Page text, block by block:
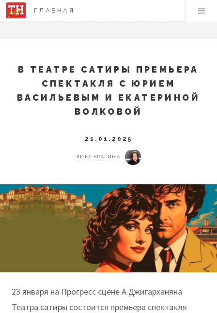
ГЛАВНАЯ
В ТЕАТРЕ САТИРЫ ПРЕМЬЕРА
СПЕКТАКЛЯ С ЮРИЕМ
ВАСИЛЬЕВЫМ И ЕКАТЕРИНОЙ
ВОЛКОВОЙ
21.01.2025
ЛИКА БРАГИНА
23 января на Прогресс сцене А.Джигарханяна
Театра сатиры состоится премьера спектакля